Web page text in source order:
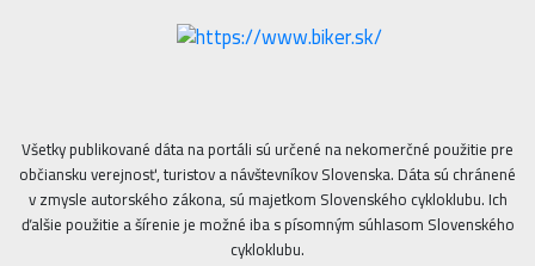
Všetky publikované dáta na portáli sú určené na nekomerčné použitie pre
občiansku verejnosť, turistov a návštevníkov Slovenska. Dáta sú chránené
v zmysle autorského zákona, sú majetkom Slovenského cykloklubu. Ich
ďalšie použitie a šírenie je možné iba s písomným súhlasom Slovenského
cykloklubu.